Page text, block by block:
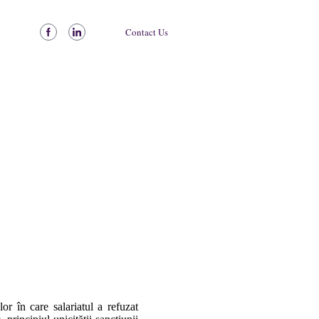
Contact Us
în care salariatul a refuzat